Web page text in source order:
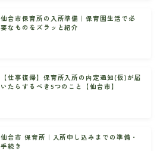
仙台市保育所の入所準備｜保育園生活で必
要なものをズラッと紹介
【仕事復帰】保育所入所の内定通知(仮)が届
いたらするべき5つのこと【仙台市】
仙台市 保育所｜入所申し込みまでの準備・
手続き